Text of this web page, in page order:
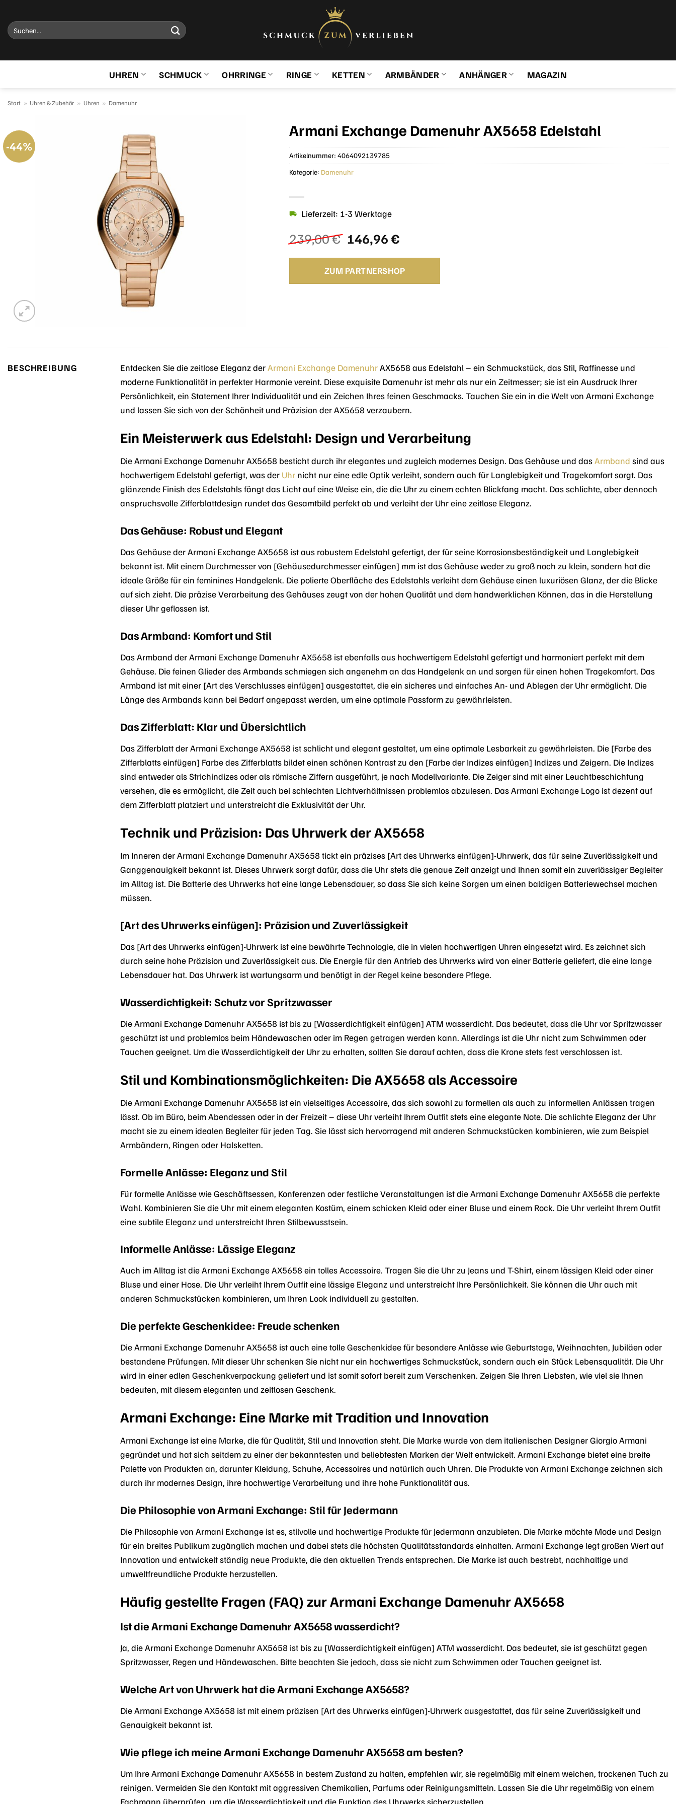
Inhalt
springen
Suchen
nach:
UHREN SCHMUCK OHRRINGE RINGE KETTEN ARMBÄNDER ANHÄNGER MAGAZIN
Start » Uhren & Zubehör » Uhren » Damenuhr
-44%
Armani Exchange Damenuhr AX5658 Edelstahl
239,00€ Ursprünglicher
Preis
war:
239,00 €
146,96€Aktueller
ist:
146,96 €.
Lieferzeit: 1-3 Werktage
ZUM PARTNERSHOP
Artikelnummer: 4064092139785
Kategorie: Damenuhr
BESCHREIBUNG Entdecken Sie die zeitlose Eleganz derArmani Exchange DamenuhrAX5658 aus Edelstahl – ein Schmuckstück, das Stil, Raffinesse und
moderne Funktionalität in perfekter Harmonie vereint. Diese exquisite Damenuhr ist mehr als nur ein Zeitmesser; sie ist ein Ausdruck Ihrer
Persönlichkeit, ein Statement Ihrer Individualität und ein Zeichen Ihres feinen Geschmacks. Tauchen Sie ein in die Welt von Armani Exchange
und lassen Sie sich von der Schönheit und Präzision der AX5658 verzaubern.
Ein Meisterwerk aus Edelstahl: Design und Verarbeitung
Die Armani Exchange Damenuhr AX5658 besticht durch ihr elegantes und zugleich modernes Design. Das Gehäuse und dasArmband sind aus
hochwertigem Edelstahl gefertigt, was der Uhr nicht nur eine edle Optik verleiht, sondern auch für Langlebigkeit und Tragekomfort sorgt. Das
glänzende Finish des Edelstahls fängt das Licht auf eine Weise ein, die die Uhr zu einem echten Blickfang macht. Das schlichte, aber dennoch
anspruchsvolle Zifferblattdesign rundet das Gesamtbild perfekt ab und verleiht der Uhr eine zeitlose Eleganz.
Das Gehäuse: Robust und Elegant
Das Gehäuse der Armani Exchange AX5658 ist aus robustem Edelstahl gefertigt, der für seine Korrosionsbeständigkeit und Langlebigkeit
bekannt ist. Mit einem Durchmesser von [Gehäusedurchmesser einfügen] mm ist das Gehäuse weder zu groß noch zu klein, sondern hat die
ideale Größe für ein feminines Handgelenk. Die polierte Oberfläche des Edelstahls verleiht dem Gehäuse einen luxuriösen Glanz, der die Blicke
auf sich zieht. Die präzise Verarbeitung des Gehäuses zeugt von der hohen Qualität und dem handwerklichen Können, das in die Herstellung
dieser Uhr geflossen ist.
Das Armband: Komfort und Stil
Das Armband der Armani Exchange Damenuhr AX5658 ist ebenfalls aus hochwertigem Edelstahl gefertigt und harmoniert perfekt mit dem
Gehäuse. Die feinen Glieder des Armbands schmiegen sich angenehm an das Handgelenk an und sorgen für einen hohen Tragekomfort. Das
Armband ist mit einer [Art des Verschlusses einfügen] ausgestattet, die ein sicheres und einfaches An- und Ablegen der Uhr ermöglicht. Die
Länge des Armbands kann bei Bedarf angepasst werden, um eine optimale Passform zu gewährleisten.
Das Zifferblatt: Klar und Übersichtlich
Das Zifferblatt der Armani Exchange AX5658 ist schlicht und elegant gestaltet, um eine optimale Lesbarkeit zu gewährleisten. Die [Farbe des
Zifferblatts einfügen] Farbe des Zifferblatts bildet einen schönen Kontrast zu den [Farbe der Indizes einfügen] Indizes und Zeigern. Die Indizes
sind entweder als Strichindizes oder als römische Ziffern ausgeführt, je nach Modellvariante. Die Zeiger sind mit einer Leuchtbeschichtung
versehen, die es ermöglicht, die Zeit auch bei schlechten Lichtverhältnissen problemlos abzulesen. Das Armani Exchange Logo ist dezent auf
dem Zifferblatt platziert und unterstreicht die Exklusivität der Uhr.
Technik und Präzision: Das Uhrwerk der AX5658
Im Inneren der Armani Exchange Damenuhr AX5658 tickt ein präzises [Art des Uhrwerks einfügen]-Uhrwerk, das für seine Zuverlässigkeit und
Ganggenauigkeit bekannt ist. Dieses Uhrwerk sorgt dafür, dass die Uhr stets die genaue Zeit anzeigt und Ihnen somit ein zuverlässiger Begleiter
im Alltag ist. Die Batterie des Uhrwerks hat eine lange Lebensdauer, so dass Sie sich keine Sorgen um einen baldigen Batteriewechsel machen
müssen.
[Art des Uhrwerks einfügen]: Präzision und Zuverlässigkeit
Das [Art des Uhrwerks einfügen]-Uhrwerk ist eine bewährte Technologie, die in vielen hochwertigen Uhren eingesetzt wird. Es zeichnet sich
durch seine hohe Präzision und Zuverlässigkeit aus. Die Energie für den Antrieb des Uhrwerks wird von einer Batterie geliefert, die eine lange
Lebensdauer hat. Das Uhrwerk ist wartungsarm und benötigt in der Regel keine besondere Pflege.
Wasserdichtigkeit: Schutz vor Spritzwasser
Die Armani Exchange Damenuhr AX5658 ist bis zu [Wasserdichtigkeit einfügen] ATM wasserdicht. Das bedeutet, dass die Uhr vor Spritzwasser
geschützt ist und problemlos beim Händewaschen oder im Regen getragen werden kann. Allerdings ist die Uhr nicht zum Schwimmen oder
Tauchen geeignet. Um die Wasserdichtigkeit der Uhr zu erhalten, sollten Sie darauf achten, dass die Krone stets fest verschlossen ist.
Stil und Kombinationsmöglichkeiten: Die AX5658 als Accessoire
Die Armani Exchange Damenuhr AX5658 ist ein vielseitiges Accessoire, das sich sowohl zu formellen als auch zu informellen Anlässen tragen
lässt. Ob im Büro, beim Abendessen oder in der Freizeit – diese Uhr verleiht Ihrem Outfit stets eine elegante Note. Die schlichte Eleganz der Uhr
macht sie zu einem idealen Begleiter für jeden Tag. Sie lässt sich hervorragend mit anderen Schmuckstücken kombinieren, wie zum Beispiel
Armbändern, Ringen oder Halsketten.
Formelle Anlässe: Eleganz und Stil
Für formelle Anlässe wie Geschäftsessen, Konferenzen oder festliche Veranstaltungen ist die Armani Exchange Damenuhr AX5658 die perfekte
Wahl. Kombinieren Sie die Uhr mit einem eleganten Kostüm, einem schicken Kleid oder einer Bluse und einem Rock. Die Uhr verleiht Ihrem Outfit
eine subtile Eleganz und unterstreicht Ihren Stilbewusstsein.
Informelle Anlässe: Lässige Eleganz
Auch im Alltag ist die Armani Exchange AX5658 ein tolles Accessoire. Tragen Sie die Uhr zu Jeans und T-Shirt, einem lässigen Kleid oder einer
Bluse und einer Hose. Die Uhr verleiht Ihrem Outfit eine lässige Eleganz und unterstreicht Ihre Persönlichkeit. Sie können die Uhr auch mit
anderen Schmuckstücken kombinieren, um Ihren Look individuell zu gestalten.
Die perfekte Geschenkidee: Freude schenken
Die Armani Exchange Damenuhr AX5658 ist auch eine tolle Geschenkidee für besondere Anlässe wie Geburtstage, Weihnachten, Jubiläen oder
bestandene Prüfungen. Mit dieser Uhr schenken Sie nicht nur ein hochwertiges Schmuckstück, sondern auch ein Stück Lebensqualität. Die Uhr
wird in einer edlen Geschenkverpackung geliefert und ist somit sofort bereit zum Verschenken. Zeigen Sie Ihren Liebsten, wie viel sie Ihnen
bedeuten, mit diesem eleganten und zeitlosen Geschenk.
Armani Exchange: Eine Marke mit Tradition und Innovation
Armani Exchange ist eine Marke, die für Qualität, Stil und Innovation steht. Die Marke wurde von dem italienischen Designer Giorgio Armani
gegründet und hat sich seitdem zu einer der bekanntesten und beliebtesten Marken der Welt entwickelt. Armani Exchange bietet eine breite
Palette von Produkten an, darunter Kleidung, Schuhe, Accessoires und natürlich auch Uhren. Die Produkte von Armani Exchange zeichnen sich
durch ihr modernes Design, ihre hochwertige Verarbeitung und ihre hohe Funktionalität aus.
Die Philosophie von Armani Exchange: Stil für Jedermann
Die Philosophie von Armani Exchange ist es, stilvolle und hochwertige Produkte für Jedermann anzubieten. Die Marke möchte Mode und Design
für ein breites Publikum zugänglich machen und dabei stets die höchsten Qualitätsstandards einhalten. Armani Exchange legt großen Wert auf
Innovation und entwickelt ständig neue Produkte, die den aktuellen Trends entsprechen. Die Marke ist auch bestrebt, nachhaltige und
umweltfreundliche Produkte herzustellen.
Häufig gestellte Fragen (FAQ) zur Armani Exchange Damenuhr AX5658
Ist die Armani Exchange Damenuhr AX5658 wasserdicht?
Ja, die Armani Exchange Damenuhr AX5658 ist bis zu [Wasserdichtigkeit einfügen] ATM wasserdicht. Das bedeutet, sie ist geschützt gegen
Spritzwasser, Regen und Händewaschen. Bitte beachten Sie jedoch, dass sie nicht zum Schwimmen oder Tauchen geeignet ist.
Welche Art von Uhrwerk hat die Armani Exchange AX5658?
Die Armani Exchange AX5658 ist mit einem präzisen [Art des Uhrwerks einfügen]-Uhrwerk ausgestattet, das für seine Zuverlässigkeit und
Genauigkeit bekannt ist.
Wie pflege ich meine Armani Exchange Damenuhr AX5658 am besten?
Um Ihre Armani Exchange Damenuhr AX5658 in bestem Zustand zu halten, empfehlen wir, sie regelmäßig mit einem weichen, trockenen Tuch zu
reinigen. Vermeiden Sie den Kontakt mit aggressiven Chemikalien, Parfums oder Reinigungsmitteln. Lassen Sie die Uhr regelmäßig von einem
Fachmann überprüfen, um die Wasserdichtigkeit und die Funktion des Uhrwerks sicherzustellen.